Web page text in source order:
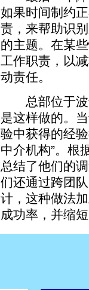
如果时间制约
责，来帮助识
的主题。在某
工作职责，以
动责任。
总部位于波
是这样做的。
验中获得的经
中介机构”。根
总结了他们的
们还通过跨团
计，这种做法
成功率，并缩